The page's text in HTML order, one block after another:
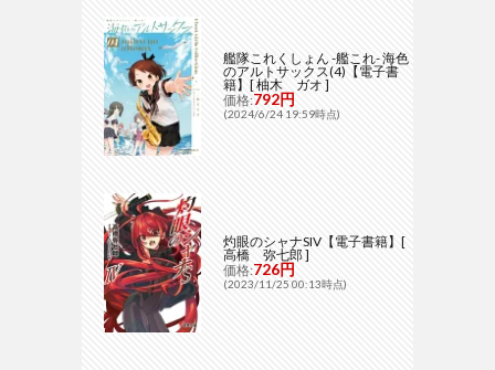
艦隊これくしょん -艦これ- 海色
のアルトサックス(4)【電子書
籍】[ 柚木 ガオ ]
価格:792円
(2024/6/24 19:59時点)
灼眼のシャナSIV【電子書籍】[
高橋 弥七郎 ]
価格:726円
(2023/11/25 00:13時点)